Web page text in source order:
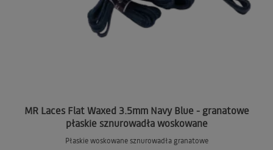
MR Laces Flat Waxed 3.5mm Navy Blue - granatowe
płaskie sznurowadła woskowane
Płaskie woskowane sznurowadła granatowe